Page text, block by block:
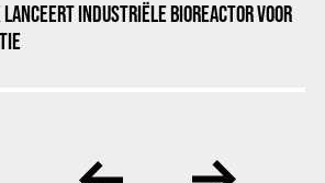
INDUSTRIËLE BIOREACTOR VOOR